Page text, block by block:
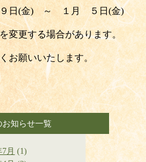
日(金) ～ １月 ５日(金)
変更する場合があります。
お願いいたします。
お知らせ一覧
7月 (1)